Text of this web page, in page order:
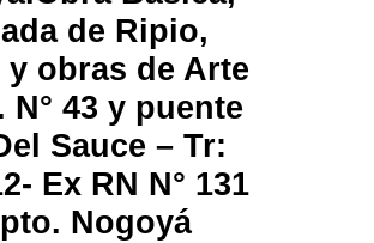
de Ripio,
y obras de Arte
N° 43 y puente
Sauce – Tr:
Ex RN N° 131
Nogoyá